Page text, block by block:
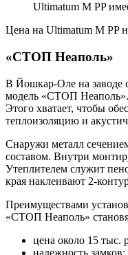
Ultimatum M PP
Цена на Ultimatum M PP
«СТОП Неаполь»
В Йошкар-Оле на заводе
модель «СТОП Неаполь».
Этого хватает, чтобы
теплоизоляцию и
Снаружи металл
составом. Внутри
Утеплителем служит
края наклеивают 2-
Преимуществами
«СТОП Неаполь»
цена около 15 тыс.
надежность замков;